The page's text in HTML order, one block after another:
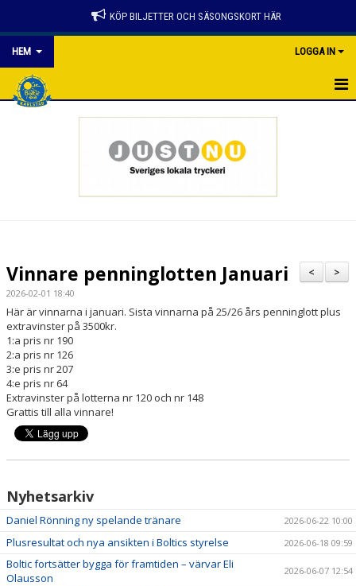
KÖP BILJETTER OCH SÄSONGSKORT HÄR
HEM LOGGA IN
GÅ PÅ MATCH
BILJETTER
TRUPPEN
OM KLUBBEN
EXPRESSEN PLAY
>
<
Vinnare penninglotten Januari
2026-02-01 18:40
Här är vinnarna i januari. Sista vinnarna på 25/26 års penninglott plus
extravinster på 3500kr.
1:a pris nr 190
2:a pris nr 126
3:e pris nr 207
4:e pris nr 64
Extravinster på lotterna nr 120 och nr 148
Grattis till alla vinnare!
Nyhetsarkiv
Daniel Rönning ny spelande tränare 2026-06-22 10:00
Plusresultat och nya ansikten i Boltics styrelse 2026-06-18 09:59
Boltic fortsätter bygga för framtiden – värvar Eli
Olausson
2026-06-07 12:54